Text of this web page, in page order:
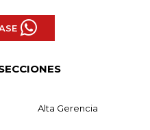
Alta Gerencia